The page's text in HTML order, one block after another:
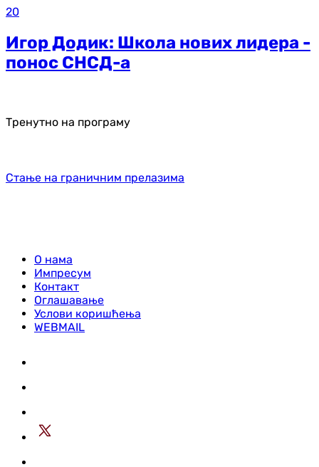
20
Игор Додик: Школа нових лидера -
понос СНСД-а
Тренутно на програму
Стање на граничним прелазима
О нама
Импресум
Контакт
Оглашавање
Услови коришћења
WEBMAIL